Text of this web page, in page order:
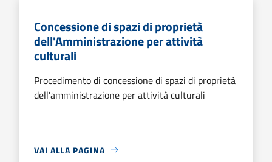
Concessione di spazi di proprietà
dell'Amministrazione per attività
culturali
Procedimento di concessione di spazi di proprietà
dell'amministrazione per attività culturali
VAI ALLA PAGINA